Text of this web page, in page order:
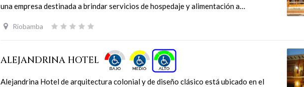
una empresa destinada a brindar servicios de hospedaje y alimentación a…
Riobamba
ALEJANDRINA HOTEL
Alejandrina Hotel de arquitectura colonial y de diseño clásico está ubicado en el